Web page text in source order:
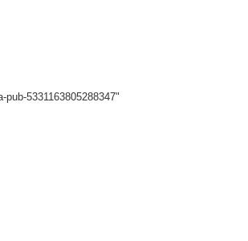
5331163805288347"